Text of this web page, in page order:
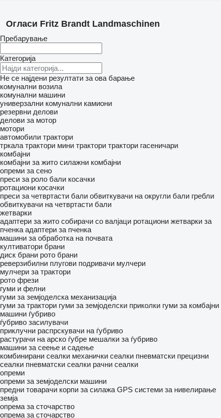
Огласи Fritz Brandt Landmaschinen
Пребарување
Категорија
Не се најдени резултати за ова барање
комунални возила
комунални машини
универзални комунални камиони
резервни делови
делови за мотор
мотори
автомобили трактори
тркала трактори мини трактори трактори гасеничари
комбајни
комбајни за жито силажни комбајни
опреми за сено
преси за роло бали косачки
ротациони косачки
преси за четвртасти бали обвиткувачи на округли бали гребли
обвиткувачи на четвртасти бали
жетварки
адаптери за жито собирачи со валјаци ротациони жетварки за
пченка адаптери за пченка
машини за обработка на почвата
култиватори брани
диск брани рото брани
реверзибилни плугови подривачи мулчери
мулчери за трактори
рото фрези
гуми и фелни
гуми за земјоделска механизација
гуми за трактори гуми за земјоделски приколки гуми за комбајни
машини ѓубриво
ѓубриво засилувачи
приклучни распрскувачи на ѓубриво
растурачи на арско ѓубре мешалки за ѓубриво
машини за сеење и садење
комбинирани сеалки механички сеалки пневматски прецизни
сеалки пневматски сеалки рачни сеалки
опреми
опреми за земјоделски машини
предни товарачи корпи за силажа GPS системи за нивелирање
земја
опрема за сточарство
опрема за сточарство